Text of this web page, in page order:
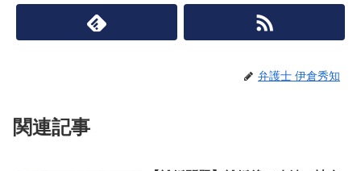
弁護士 伊倉秀知
関連記事